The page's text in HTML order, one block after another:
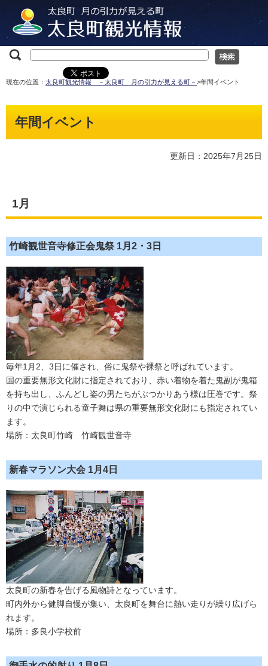
現在の位置： 太良町観光情報 －太良町 月の引力が見える町－ >年間イベント
年間イベント
更新日：2025年7月25日
1月
竹崎観世音寺修正会鬼祭 1月2・3日
毎年1月2、3日に催され、俗に鬼祭や裸祭と呼ばれています。
国の重要無形文化財に指定されており、赤い着物を着た鬼副が鬼箱
を持ち出し、ふんどし姿の男たちがぶつかりあう様は圧巻です。祭
りの中で演じられる童子舞は県の重要無形文化財にも指定されてい
ます。
場所：太良町竹崎 竹崎観世音寺
新春マラソン大会 1月4日
太良町の新春を告げる風物詩となっています。
町内外から健脚自慢が集い、太良町を舞台に熱い走りが繰り広げら
れます。
場所：多良小学校前